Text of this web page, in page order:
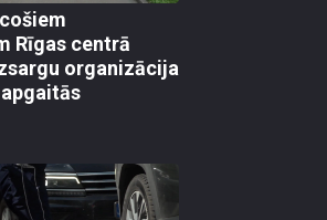
Rīgas centrā
organizācija